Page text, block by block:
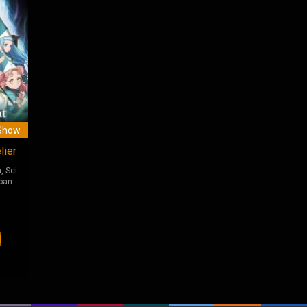
, Sci-